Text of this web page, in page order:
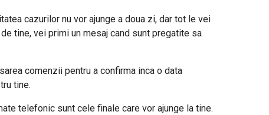
cazurilor nu vor ajunge a doua zi, dar tot le vei
tine, vei primi un mesaj cand sunt pregatite sa
comenzii pentru a confirma inca o data
tine.
telefonic sunt cele finale care vor ajunge la tine.